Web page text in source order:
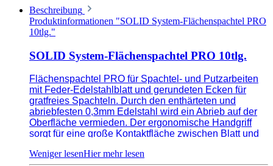
Beschreibung
Produktinformationen "SOLID System-Flächenspachtel PRO
10tlg."
SOLID System-Flächenspachtel PRO 10tlg.
Flächenspachtel PRO für Spachtel- und Putzarbeiten
mit Feder-Edelstahlblatt und gerundeten Ecken für
gratfreies Spachteln. Durch den enthärteten und
abriebfesten 0,3mm Edelstahl wird ein Abrieb auf der
Oberfläche vermieden. Der ergonomische Handgriff
sorgt für eine große Kontaktfläche zwischen Blatt und
Ergebnisse entwickelt, für die sowohl hohe Qualität als